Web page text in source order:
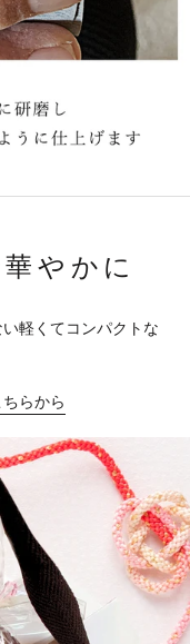
やかに
軽くてコンパクトな
らから